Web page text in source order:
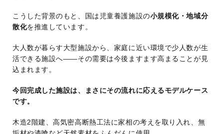
こうした背景のもと、国は児童養護施設の小規模化・地域分
散化を推進しています。
大人数が暮らす大型施設から、家庭に近い環境で少人数が生
活できる施設へ——その需要は今後ますます高まることが見
込まれます。
今回完成した施設は、まさにその流れに応えるモデルケース
です。
木造2階建、高気密高断熱工法に家相の考えを取り入れ、無